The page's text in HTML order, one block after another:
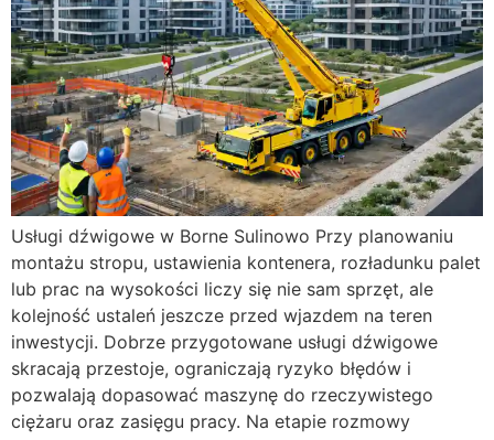
Usługi dźwigowe w Borne Sulinowo Przy planowaniu
montażu stropu, ustawienia kontenera, rozładunku palet
lub prac na wysokości liczy się nie sam sprzęt, ale
kolejność ustaleń jeszcze przed wjazdem na teren
inwestycji. Dobrze przygotowane usługi dźwigowe
skracają przestoje, ograniczają ryzyko błędów i
pozwalają dopasować maszynę do rzeczywistego
ciężaru oraz zasięgu pracy. Na etapie rozmowy